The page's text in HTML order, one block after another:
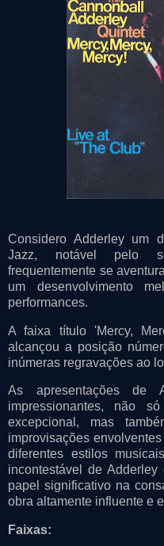
Considero Adderley um
Jazz, notável pelo
frequentemente se
um desenvolvimento
performances.
A faixa título 'Mercy,
alcançou a posição
inúmeras regravações ao
As apresentações de
impressionantes, não
excepcional, mas
improvisações
diferentes estilos
incontestável de
papel significativo na
obra altamente influente e
Faixas: